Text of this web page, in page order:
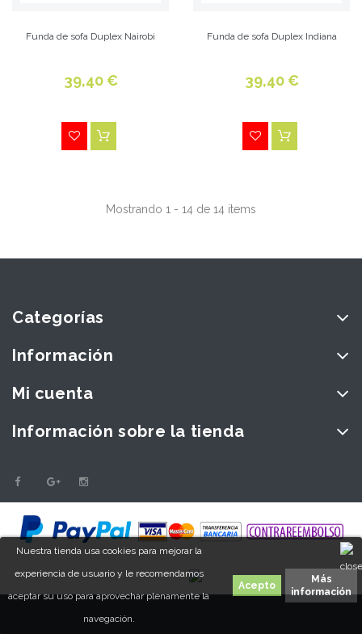
Nuestra tienda usa cookies para mejorar la
experiencia de usuario y le recomendamos
aceptar su uso para aprovechar plenamente la
navegación.
Más
información
Funda de sofa Duplex Nairobi
39,40 €
Funda de sofa Duplex Indiana
39,40 €
Mostrando 1 - 14 de 14 items
Categorías
Información
Mi cuenta
Información sobre la tienda